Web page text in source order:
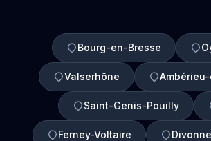
Bourg-en-Bresse
Valserhône
Saint-Genis-Pouilly
Ferney-Voltaire